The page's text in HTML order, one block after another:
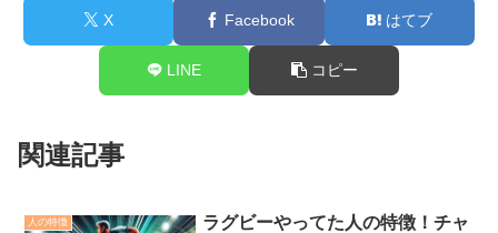
X Facebook はてブ
LINE コピー
関連記事
人の特徴
ラグビーやってた人の特徴！チャ